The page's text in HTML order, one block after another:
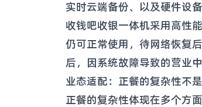
实时云端备份、以及硬件设
收钱吧收银一体机采用高性
仍可正常使用，待网络恢复
后，因系统故障导致的营业
业态适配：正餐的复杂性不
正餐的复杂性体现在多个方